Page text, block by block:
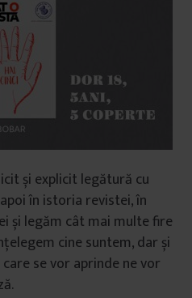
și explicit legătură cu
în istoria revistei, în
și legăm cât mai multe fire
cine suntem, dar și
se vor aprinde ne vor